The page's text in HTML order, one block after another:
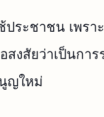
ประชาชน เพร
งสัยว่าเป็นการ
ญใหม่